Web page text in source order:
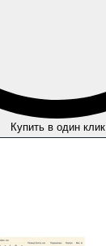
Купить в один клик